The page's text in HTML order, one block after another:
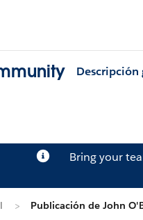
Descripción
Bring your
Publicación de John